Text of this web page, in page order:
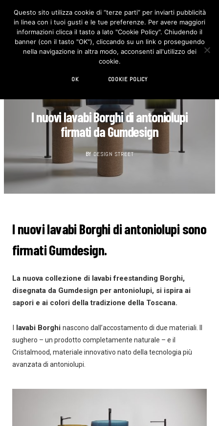
F
c
e
b
o
I
n
s
t
I nuovi lavabi Borghi di antoniolupi
firmati da Gumdesign
BY DESIGN STREET
I nuovi lavabi Borghi di antoniolupi sono
firmati Gumdesign.
La nuova collezione di lavabi freestanding Borghi,
disegnata da Gumdesign per antoniolupi, si ispira ai
sapori e ai colori della tradizione della Toscana.
I lavabi Borghi nascono dall’accostamento di due materiali. Il
sughero – un prodotto completamente naturale – e il
Cristalmood, materiale innovativo nato della tecnologia più
avanzata di antoniolupi.
Questo sito utilizza cookie di “terze parti” per inviarti pubblicità
in linea con i tuoi gusti e le tue preferenze. Per avere maggiori
informazioni clicca il tasto a lato "Cookie Policy". Chiudendo il
banner (con il tasto "OK"), cliccando su un link o proseguendo
nella navigazione in altra modo, acconsenti all'utilizzo dei
cookie.
OK COOKIE POLICY